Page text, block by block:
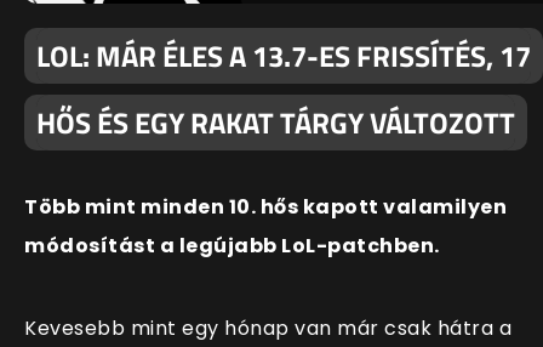
LOL: MÁR ÉLES A 13.7-ES FRISSÍTÉS, 17
HŐS ÉS EGY RAKAT TÁRGY VÁLTOZOTT
Több mint minden 10. hős kapott valamilyen
módosítást a legújabb LoL-patchben.
Kevesebb mint egy hónap van már csak hátra a